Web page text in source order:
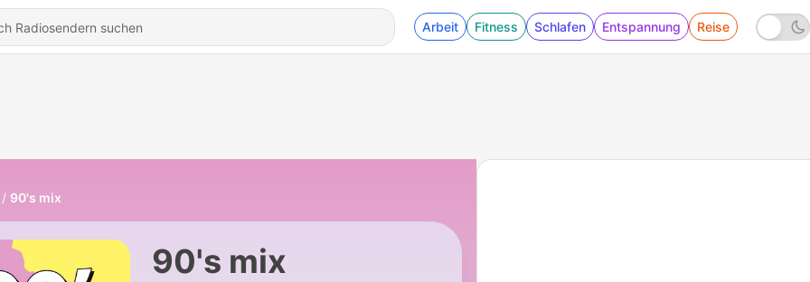
Arbeit Fitness Schlafen Entspannung Reise
90's mix
90's mix